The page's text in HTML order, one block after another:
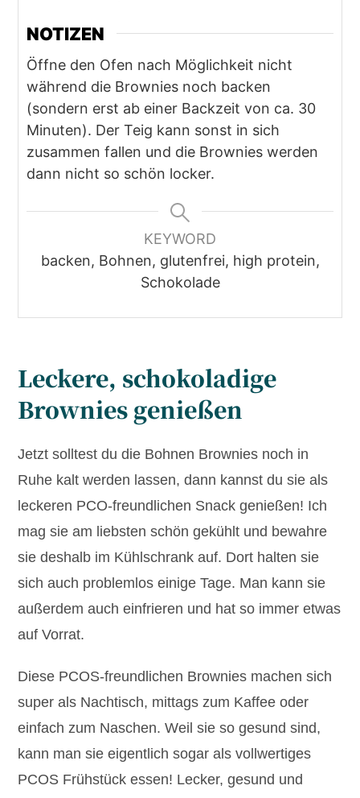
NOTIZEN
Öffne den Ofen nach Möglichkeit nicht
während die Brownies noch backen
(sondern erst ab einer Backzeit von ca. 30
Minuten). Der Teig kann sonst in sich
zusammen fallen und die Brownies werden
dann nicht so schön locker.
KEYWORD
backen, Bohnen, glutenfrei, high protein,
Schokolade
Leckere, schokoladige
Brownies genießen
Jetzt solltest du die Bohnen Brownies noch in
Ruhe kalt werden lassen, dann kannst du sie als
leckeren PCO-freundlichen Snack genießen! Ich
mag sie am liebsten schön gekühlt und bewahre
sie deshalb im Kühlschrank auf. Dort halten sie
sich auch problemlos einige Tage. Man kann sie
außerdem auch einfrieren und hat so immer etwas
auf Vorrat.
Diese PCOS-freundlichen Brownies machen sich
super als Nachtisch, mittags zum Kaffee oder
einfach zum Naschen. Weil sie so gesund sind,
kann man sie eigentlich sogar als vollwertiges
PCOS Frühstück essen! Lecker, gesund und